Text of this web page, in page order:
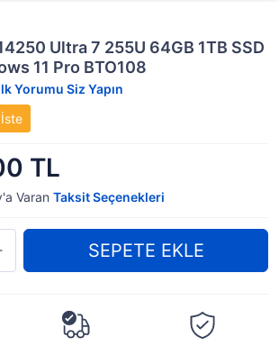
Ultra 7 255U 64GB 1TB SSD
11 Pro BTO108
Yorumu Siz Yapın
TL
Varan Taksit Seçenekleri